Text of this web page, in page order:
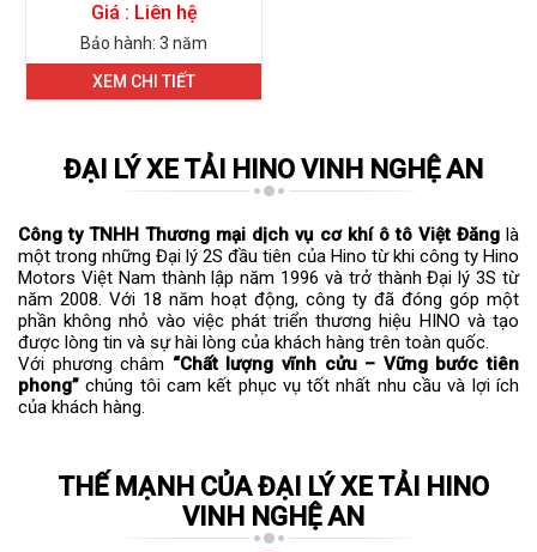
NÂNG HẠ HÀNG
Giá : Liên hệ
Bảo hành: 3 năm
XEM CHI TIẾT
ĐẠI LÝ XE TẢI HINO VINH NGHỆ AN
Công ty TNHH Thương mại dịch vụ cơ khí ô tô Việt Đănglà
một trong những Đại lý 2S đầu tiên của Hino từ khi công ty Hino
Motors Việt Nam thành lập năm 1996 và trở thành Đại lý 3S từ
năm 2008. Với 18 năm hoạt động, công ty đã đóng góp một
phần không nhỏ vào việc phát triển thương hiệu HINO và tạo
được lòng tin và sự hài lòng của khách hàng trên toàn quốc.
Với phương châm “Chất lượng vĩnh cửu – Vững bước tiên
phong” chúng tôi cam kết phục vụ tốt nhất nhu cầu và lợi ích
của khách hàng.
THẾ MẠNH CỦA ĐẠI LÝ XE TẢI HINO
VINH NGHỆ AN